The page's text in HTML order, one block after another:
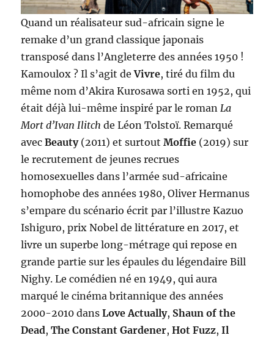
Quand un réalisateur sud-africain signe le
remake d’un grand classique japonais
transposé dans l’Angleterre des années 1950 !
Kamoulox ? Il s’agit deVivre, tiré du film du
même nom d’Akira Kurosawa sorti en 1952, qui
était déjà lui-même inspiré par le roman La
Mort d’Ivan Ilitchde Léon Tolstoï. Remarqué
avecBeauty(2011) et surtoutMoffie (2019) sur
le recrutement de jeunes recrues
homosexuelles dans l’armée sud-africaine
homophobe des années 1980, Oliver Hermanus
s’empare du scénario écrit par l’illustre Kazuo
Ishiguro, prix Nobel de littérature en 2017, et
livre un superbe long-métrage qui repose en
grande partie sur les épaules du légendaire Bill
Nighy. Le comédien né en 1949, qui aura
marqué le cinéma britannique des années
2000-2010 dansLove Actually, Shaun of the
Dead,The Constant Gardener, Hot Fuzz,Il